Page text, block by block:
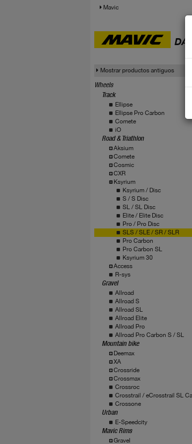
Mavic
Mostrar productos antiguos
Wheels
Track
Ellipse
Ellipse Pro Carbon
Comete
iO
Road & Triathlon
Aksium
Comete
Cosmic
CXR
Ksyrium
Ksyrium / Disc
S / S Disc
SL / SL Disc
Elite / Elite Disc
Pro / Pro Disc
SLS / SLE / SR / SLR
Pro Carbon
Pro Carbon SL
Ksyrium 30
Access
R-sys
Gravel
Allroad
Allroad S
Allroad SL
Allroad Elite
Allroad Pro
Allroad Pro Carbon S / SL
Mountain bike
Deemax
XA
Crossride
Crossmax
Crossroc
Crosstrail / eCrosstrail SL
Crossone
Urban
E-Speedcity
Mavic Rims
Gravel